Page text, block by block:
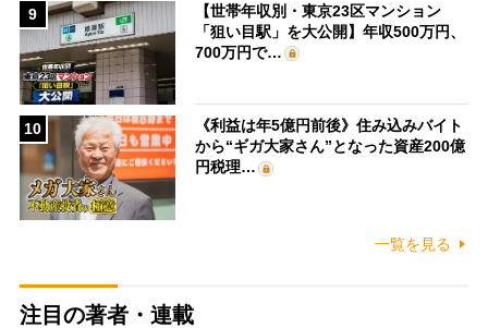
9
【世帯年収別・東京23区マンション
「狙い目駅」を大公開】年収500万円、
700万円で…
10
《利益は年5億円前後》住み込みバイト
から“ギガ大家さん”となった資産200億
円税理…
一覧を見る
注目の著者・連載